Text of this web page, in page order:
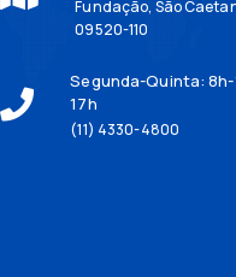
Fundação, São
09520-110
Segunda-Quinta:
17h
(11) 4330-4800